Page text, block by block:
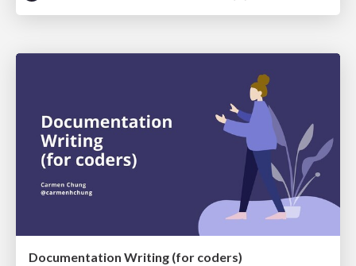
Documentation Writing (for coders)